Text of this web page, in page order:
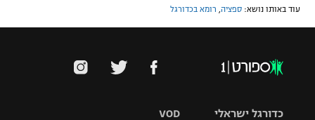
עוד באותו נושא: ספציה רומא בכדורגל
VOD כדורגל ישראלי